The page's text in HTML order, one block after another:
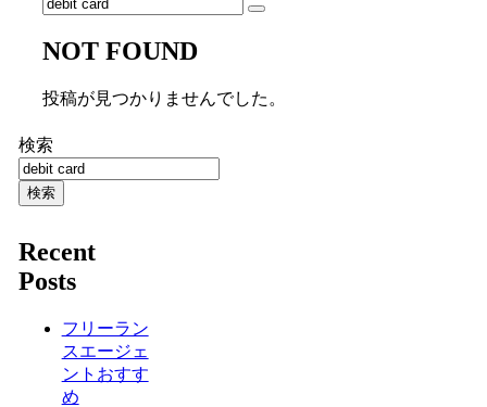
NOT FOUND
投稿が見つかりませんでした。
検索
検索
Recent
Posts
フリーラン
スエージェ
ントおすす
め